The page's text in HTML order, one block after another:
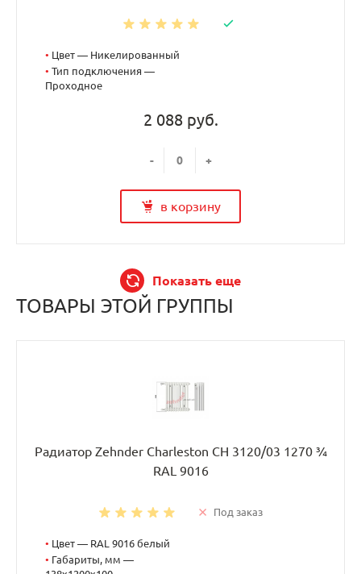
• Цвет — Никелированный
• Тип подключения —
Проходное
2 088 руб.
- +
в корзину
Показать еще
ТОВАРЫ ЭТОЙ ГРУППЫ
Радиатор Zehnder Charleston CH 3120/03 1270 ¾
RAL 9016
Под заказ
• Цвет — RAL 9016 белый
• Габариты, мм —